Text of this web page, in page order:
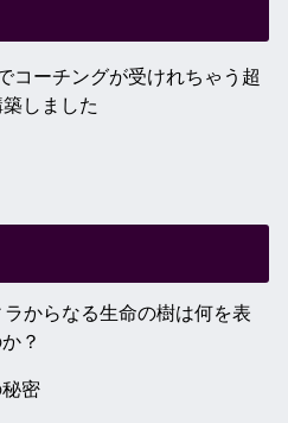
コーチングが受けれちゃう超
しました
からなる生命の樹は何を表
？
密